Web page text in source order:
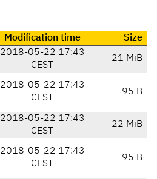
Modification time
Size
2018-05-22 17:43
CEST
21 MiB
2018-05-22 17:43
CEST
95 B
2018-05-22 17:43
CEST
22 MiB
2018-05-22 17:43
CEST
95 B